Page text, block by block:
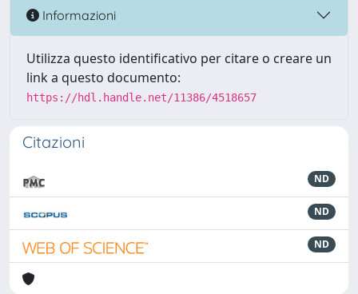
Informazioni
Utilizza questo identificativo per citare o creare un
link a questo documento:
https://hdl.handle.net/11386/4518657
Citazioni
ND
ND
ND